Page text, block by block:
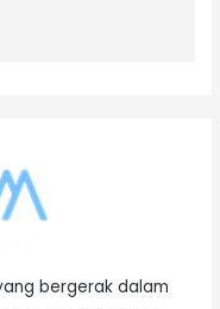
bergerak dalam